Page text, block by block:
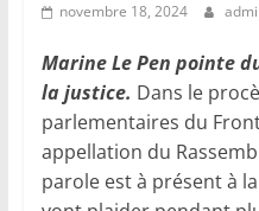
novembre 18, 2024
Marine Le Pen pointe
la justice. Dans le
parlementaires du
appellation du
parole est à présent à